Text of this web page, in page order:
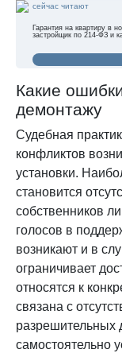
сейчас читают
Гарантия на квартиру в
застройщик по 214-ФЗ и
Какие
демонтажу
Судебная
конфликтов
установки.
становится
собственников
голосов в
возникают и в
ограничивает
относятся к
связана с
разрешительных
самостоятельно